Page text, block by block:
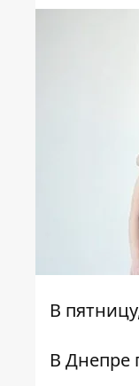
В
В Днепре